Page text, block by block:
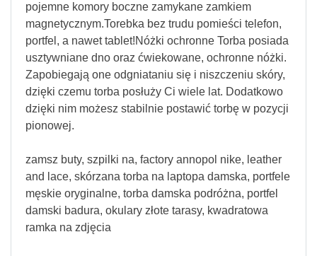
pojemne komory boczne zamykane zamkiem
magnetycznym.Torebka bez trudu pomieści telefon,
portfel, a nawet tablet!Nóżki ochronne Torba posiada
usztywniane dno oraz ćwiekowane, ochronne nóżki.
Zapobiegają one odgniataniu się i niszczeniu skóry,
dzięki czemu torba posłuży Ci wiele lat. Dodatkowo
dzięki nim możesz stabilnie postawić torbę w pozycji
pionowej.
zamsz buty, szpilki na, factory annopol nike, leather
and lace, skórzana torba na laptopa damska, portfele
męskie oryginalne, torba damska podróżna, portfel
damski badura, okulary złote tarasy, kwadratowa
ramka na zdjęcia